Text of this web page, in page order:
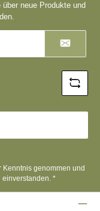
neue Produkte und
Kenntnis genommen und
einverstanden.*